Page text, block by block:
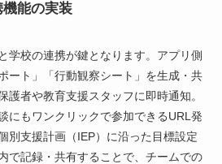
能の実装
学校の連携が鍵となります。アプリ側
ート」「行動観察シート」を生成・共
護者や教育支援スタッフに即時通知。
にもワンクリックで参加できるURL発
別支援計画（IEP）に沿った目標設定
で記録・共有することで、チームでの